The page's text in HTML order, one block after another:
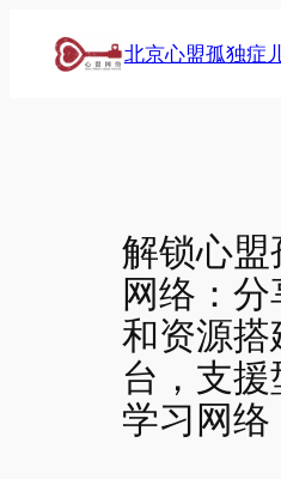
北京心盟孤独症
解锁心
网络：
和资源搭
台，支
学习网络